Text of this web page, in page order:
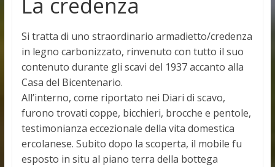
La credenza
Si tratta di uno straordinario armadietto/credenza
in legno carbonizzato, rinvenuto con tutto il suo
contenuto durante gli scavi del 1937 accanto alla
Casa del Bicentenario.
All’interno, come riportato nei Diari di scavo,
furono trovati coppe, bicchieri, brocche e pentole,
testimonianza eccezionale della vita domestica
ercolanese. Subito dopo la scoperta, il mobile fu
esposto in situ al piano terra della bottega